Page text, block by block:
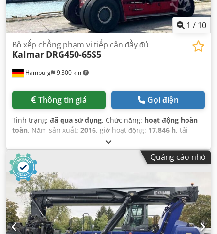
1 / 10
Hamburg 9.300 km
Bộ xếp chồng phạm vi tiếp cận đầy đủ
Kalmar DRG450-65S5
Thông tin giá Gọi điện
Tình trạng: đã qua sử dụng, Chức năng: hoạt động hoàn
toàn, Năm sản xuất: 2016, giờ hoạt động: 17.846 h, tải
, chiều cao nâng:
liệu:diesel, loại cột:kính viễn vọng, công suất:210 kW
(285,52 mã lực)
70.260 kg, loại
truyền động:Diesel
Quảng cáo nhỏ